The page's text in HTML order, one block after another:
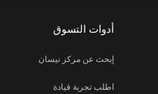
أدوات التسوق
إبحث عن مركز نيسان
اطلب تجربة قيادة